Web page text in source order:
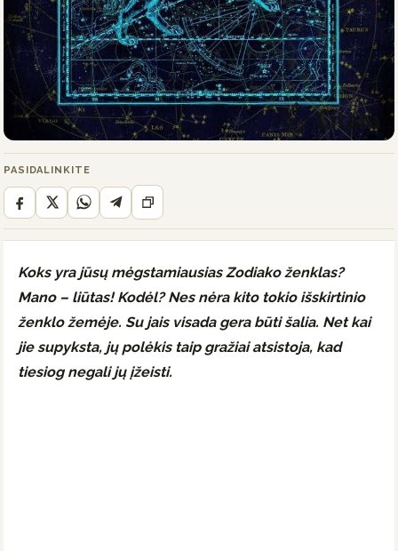
PASIDALINKITE
Koks yra jūsų mėgstamiausias Zodiako ženklas?
Mano – liūtas! Kodėl? Nes nėra kito tokio išskirtinio
ženklo žemėje. Su jais visada gera būti šalia. Net kai
jie supyksta, jų polėkis taip gražiai atsistoja, kad
tiesiog negali jų įžeisti.